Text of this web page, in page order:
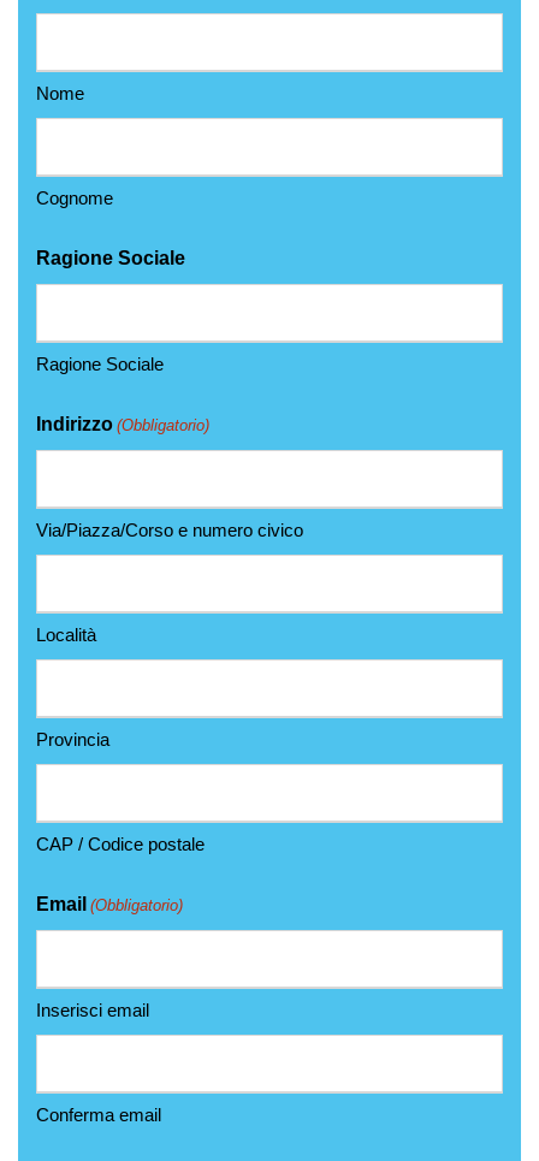
Nome
Cognome
Ragione Sociale
Ragione Sociale
Indirizzo (Obbligatorio)
Via/Piazza/Corso e numero civico
Località
Provincia
CAP / Codice postale
Email (Obbligatorio)
Inserisci email
Conferma email